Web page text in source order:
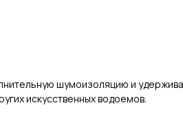
шумоизоляцию и
искусственных водоемов.